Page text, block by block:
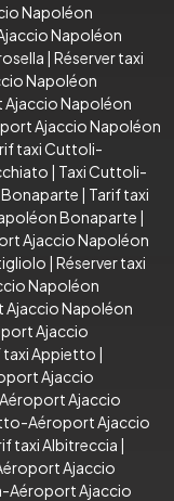
Napoléon
Napoléon
| Réserver taxi
Napoléon
Napoléon
Ajaccio Napoléon
taxi Cuttoli-
| Taxi Cuttoli-
| Tarif taxi
Bonaparte |
Ajaccio Napoléon
| Réserver taxi
Napoléon
Napoléon
Ajaccio
taxi Appietto |
Ajaccio
Ajaccio
Aéroport Ajaccio
taxi Albitreccia |
Ajaccio
Aéroport Ajaccio